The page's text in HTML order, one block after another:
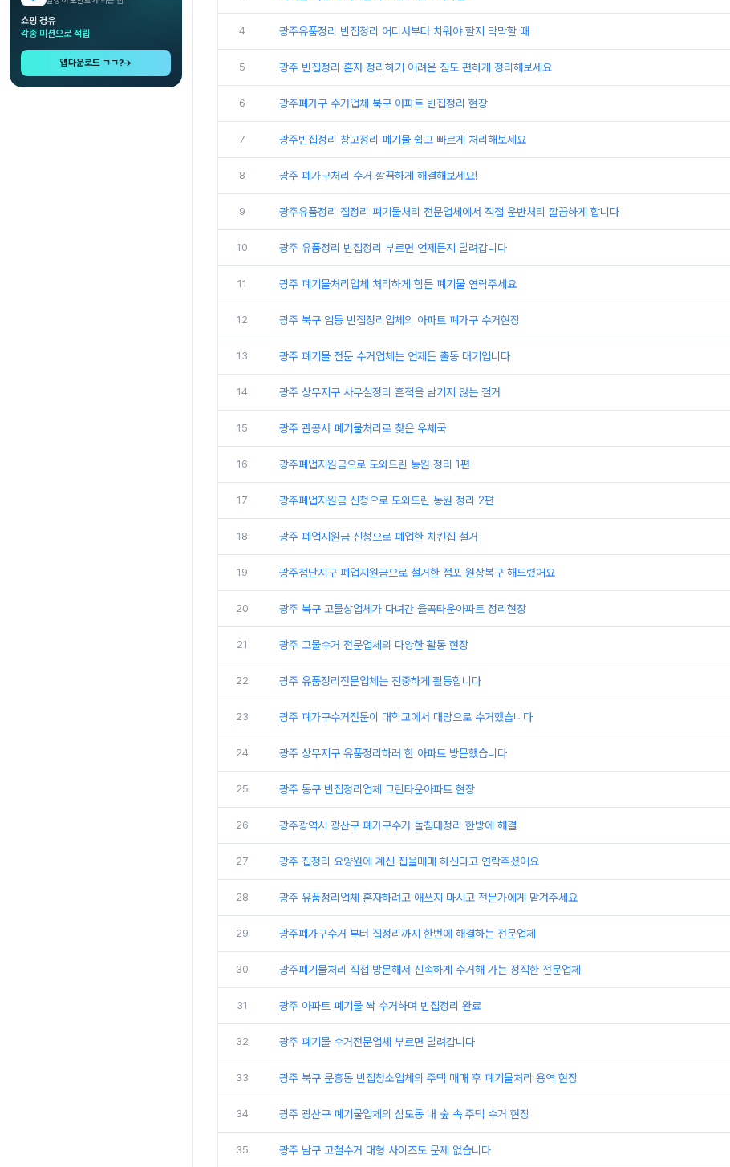
쇼핑 경유
각종 미션으로 적립
앱다운로드 ㄱㄱ?→
4 광주유품정리 빈집정리 어디서부터 치워야 할지 막막할 때
5 광주 빈집정리 혼자 정리하기 어려운 짐도 편하게 정리해보세요
6 광주폐가구 수거업체 북구 아파트 빈집정리 현장
7 광주빈집정리 창고정리 폐기물 쉽고 빠르게 처리해보세요
8 광주 폐가구처리 수거 깔끔하게 해결해보세요!
9 광주유품정리 집정리 폐기물처리 전문업체에서 직접 운반처리 깔끔하게 합니다
10 광주 유품정리 빈집정리 부르면 언제든지 달려갑니다
11 광주 폐기물처리업체 처리하게 힘든 폐기물 연락주세요
12 광주 북구 임동 빈집정리업체의 아파트 폐가구 수거현장
13 광주 폐기물 전문 수거업체는 언제든 출동 대기입니다
14 광주 상무지구 사무실정리 흔적을 남기지 않는 철거
15 광주 관공서 폐기물처리로 찾은 우체국
16 광주폐업지원금으로 도와드린 농원 정리 1편
17 광주폐업지원금 신청으로 도와드린 농원 정리 2편
18 광주 폐업지원금 신청으로 폐업한 치킨집 철거
19 광주첨단지구 폐업지원금으로 철거한 점포 원상복구 해드렸어요
20 광주 북구 고물상업체가 다녀간 율곡타운아파트 정리현장
21 광주 고물수거 전문업체의 다양한 활동 현장
22 광주 유품정리전문업체는 진중하게 활동합니다
23 광주 폐가구수거전문이 대학교에서 대량으로 수거했습니다
24 광주 상무지구 유품정리하러 한 아파트 방문했습니다
25 광주 동구 빈집정리업체 그린타운아파트 현장
26 광주광역시 광산구 폐가구수거 돌침대정리 한방에 해결
27 광주 집정리 요양원에 계신 집을매매 하신다고 연락주셨어요
28 광주 유품정리업체 혼자하려고 애쓰지 마시고 전문가에게 맡겨주세요
29 광주폐가구수거 부터 집정리까지 한번에 해결하는 전문업체
30 광주폐기물처리 직접 방문해서 신속하게 수거해 가는 정직한 전문업체
31 광주 아파트 폐기물 싹 수거하며 빈집정리 완료
32 광주 폐기물 수거전문업체 부르면 달려갑니다
33 광주 북구 문흥동 빈집청소업체의 주택 매매 후 폐기물처리 용역 현장
34 광주 광산구 폐기물업체의 삼도동 내 숲 속 주택 수거 현장
35 광주 남구 고철수거 대형 사이즈도 문제 없습니다